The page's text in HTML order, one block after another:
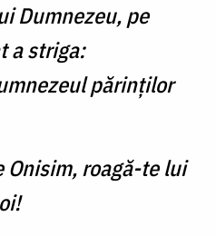
Dumnezeu, pe
a striga:
părinţilor
roagă-te lui